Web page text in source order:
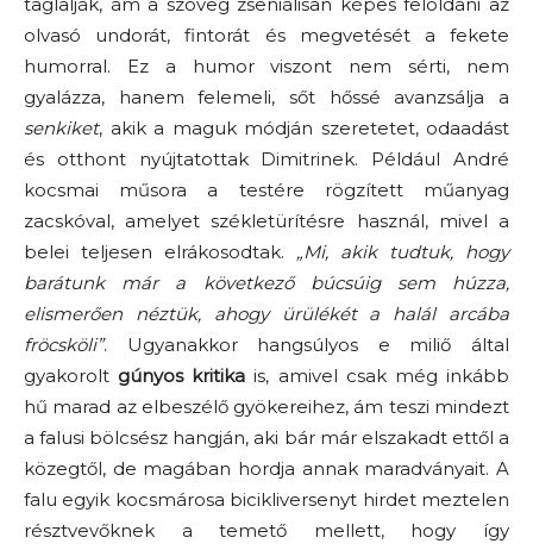
olvasó undorát, fintorát és megvetését a fekete
humorral. Ez a humor viszont nem sérti, nem
gyalázza, hanem felemeli, sőt hőssé avanzsálja a
senkiket, akik a maguk módján szeretetet, odaadást
és otthont nyújtatottak Dimitrinek. Például André
kocsmai műsora a testére rögzített műanyag
zacskóval, amelyet székletürítésre használ, mivel a
belei teljesen elrákosodtak. „Mi, akik tudtuk, hogy
barátunk már a következő búcsúig sem húzza,
elismerően néztük, ahogy ürülékét a halál arcába
fröcsköli”. Ugyanakkor hangsúlyos e miliő által
gyakorolt gúnyos kritika is, amivel csak még inkább
hű marad az elbeszélő gyökereihez, ám teszi mindezt
a falusi bölcsész hangján, aki bár már elszakadt ettől a
közegtől, de magában hordja annak maradványait. A
falu egyik kocsmárosa bicikliversenyt hirdet meztelen
résztvevőknek a temető mellett, hogy így